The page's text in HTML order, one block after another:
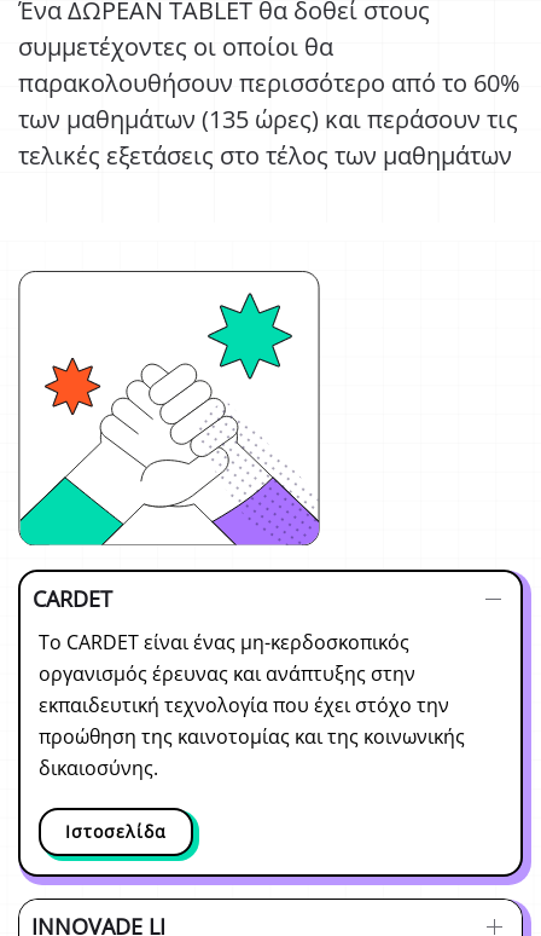
Ένα ΔΩΡΕΑΝ TABLET θα δοθεί στους
συμμετέχοντες οι οποίοι θα
παρακολουθήσουν περισσότερο από το 60%
των μαθημάτων (135 ώρες) και περάσουν τις
τελικές εξετάσεις στο τέλος των μαθημάτων
CARDET
Το CARDET είναι ένας μη-κερδοσκοπικός
οργανισμός έρευνας και ανάπτυξης στην
εκπαιδευτική τεχνολογία που έχει στόχο την
προώθηση της καινοτομίας και της κοινωνικής
δικαιοσύνης.
Ιστοσελίδα
INNOVADE LI